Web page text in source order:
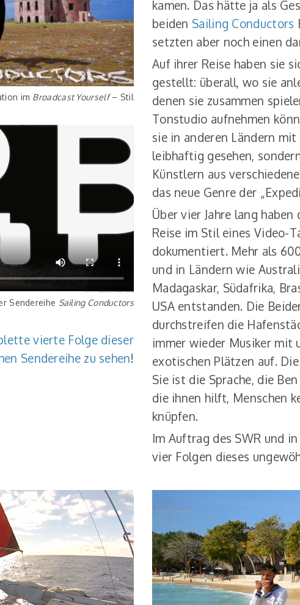
im Broadcast Yourself– Stil
Sendereihe Sailing Conductors
vierte Folge dieser
Sendereihe zu sehen!
kamen. Das hätte ja als
beiden Sailing Conductors
setzten aber noch einen
Auf ihrer Reise haben sie
gestellt: überall, wo sie
denen sie zusammen
Tonstudio aufnehmen
sie in anderen Ländern
leibhaftig gesehen,
Künstlern aus
das neue Genre der
Über vier Jahre lang
Reise im Stil eines Video-
dokumentiert. Mehr als
und in Ländern wie
Madagaskar, Südafrika,
USA entstanden. Die
durchstreifen die
immer wieder Musiker mit
exotischen Plätzen auf.
Sie ist die Sprache, die
die ihnen hilft, Menschen
knüpfen.
Im Auftrag des SWR und
vier Folgen dieses